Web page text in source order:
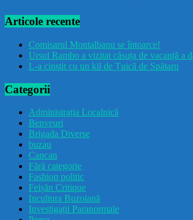
Articole recente
Comisarul Montalbanu se întoarce!
Ursul Rambo a vizitat căsuța de vacanță a
L-a cinstit cu un kil de Țuică de Spătaru
Categorii
Administrația Localnică
Benveuri
Brigada Diverse
buzau
Cancan
Fără categorie
Fashion politic
Feișăn Critique
Incultura Buzoiană
Investigații Paranormale